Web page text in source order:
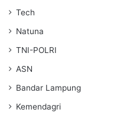
Tech
Natuna
TNI-POLRI
ASN
Bandar Lampung
Kemendagri